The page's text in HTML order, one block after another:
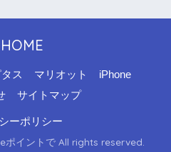
ス マリオット
iPhone
サイトマップ
ーポリシー
ポイントで All rights reserved.